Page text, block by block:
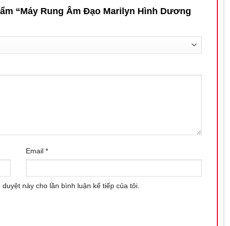
chuyên dụng để kích thích điểm G, mang đến cảm giác thăng
để tạo cảm giác áp lực dễ chịu nhưng vẫn nhẹ nhàng với cơ thể.
cảm nhất.
khác nhau, từ nhẹ nhàng thư giãn đến mạnh mẽ, mô phỏng nhịp
hoạt, mô phỏng chân không, tạo cảm giác kích thích tập trung
thay đổi chế độ rung và hút một cách dễ dàng mà không làm
sử dụng hoặc kết hợp cùng đối tác để tăng thêm sự thú vị.
“Máy Rung Âm Đạo Marilyn Hình Dương
Email *
này cho lần bình luận kế tiếp của tôi.